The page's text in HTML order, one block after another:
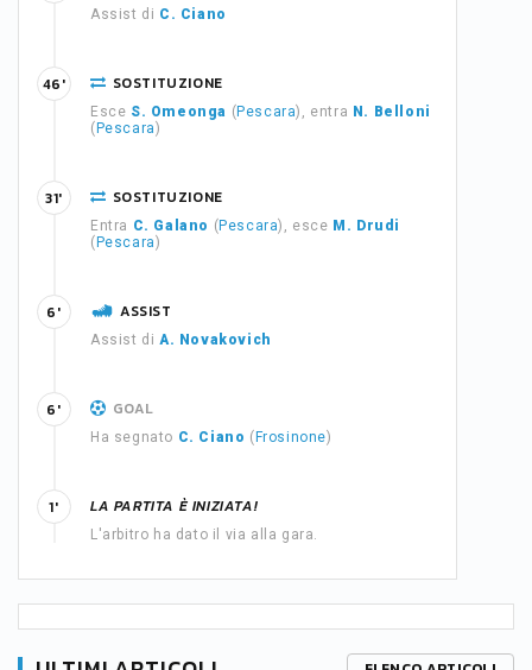
Assist di C. Ciano
SOSTITUZIONE
Esce S. Omeonga ( Pescara), entra N. Belloni
( Pescara)
46'
SOSTITUZIONE
Entra C. Galano ( Pescara), esce M. Drudi
( Pescara)
31'
ASSIST
Assist di A. Novakovich
6'
GOAL
Ha segnato C. Ciano ( Frosinone)
6'
LA PARTITA È INIZIATA!
L'arbitro ha dato il via alla gara.
1'